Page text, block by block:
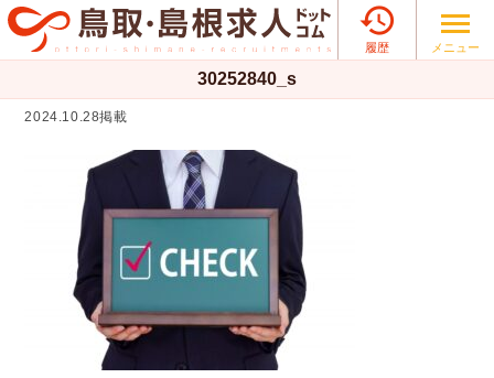

履歴 メニュー
30252840_s
2024.10.28掲載